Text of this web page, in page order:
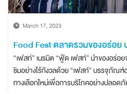
บทความ/ข่าวสาร
เครือข่ายต่างประเทศ
March 17, 2023
Food Fest ตลาดรวมของอร่อ
“เฟสท์” เนรมิต “ฟู้ด เฟสท์” นำของอร่อ
ชิมอย่างไร้กังวลด้วย “เฟสท์” บรรจุภัณฑ์
ทางเลือกใหม่เพื่อการบริโภคอย่างปลอ